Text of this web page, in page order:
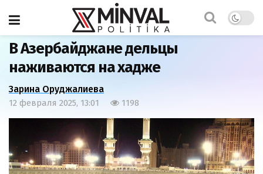
Главная Общество
В Азербайджане дельцы
наживаются на хадже
Зарина Оруджалиева
12 февраля 2025, 13:01 1198